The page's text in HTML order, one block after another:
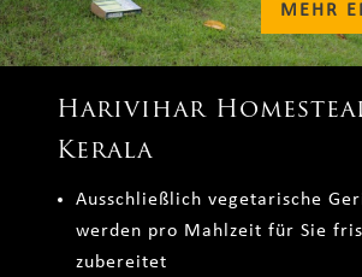
MEHR
Harivihar
Kerala
Ausschließlich vegetarische
werden pro Mahlzeit für Sie
zubereitet